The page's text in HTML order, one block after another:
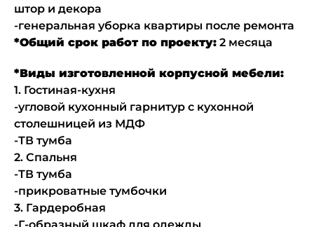
штор и декора
-генеральная уборка квартиры после ремонта
*Общий срок работ по проекту: 2 месяца
*Виды изготовленной корпусной мебели:
1. Гостиная-кухня
-угловой кухонный гарнитур с кухонной
столешницей из МДФ
-ТВ тумба
2. Спальня
-ТВ тумба
-прикроватные тумбочки
3. Гардеробная